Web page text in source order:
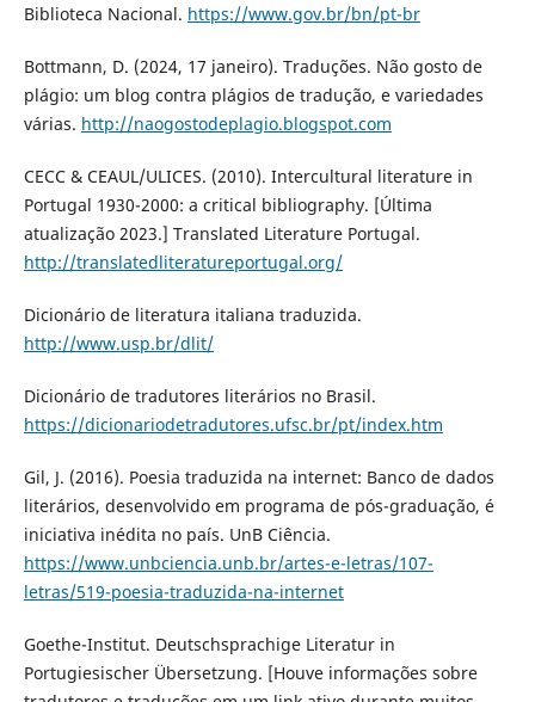
Biblioteca Nacional. https://www.gov.br/bn/pt-br
Bottmann, D. (2024, 17 janeiro). Traduções. Não gosto de
plágio: um blog contra plágios de tradução, e variedades
várias. http://naogostodeplagio.blogspot.com
CECC & CEAUL/ULICES. (2010). Intercultural literature in
Portugal 1930-2000: a critical bibliography. [Última
atualização 2023.] Translated Literature Portugal.
http://translatedliteratureportugal.org/
Dicionário de literatura italiana traduzida.
http://www.usp.br/dlit/
Dicionário de tradutores literários no Brasil.
https://dicionariodetradutores.ufsc.br/pt/index.htm
Gil, J. (2016). Poesia traduzida na internet: Banco de dados
literários, desenvolvido em programa de pós-graduação, é
iniciativa inédita no país. UnB Ciência.
https://www.unbciencia.unb.br/artes-e-letras/107-
letras/519-poesia-traduzida-na-internet
Goethe-Institut. Deutschsprachige Literatur in
Portugiesischer Übersetzung. [Houve informações sobre